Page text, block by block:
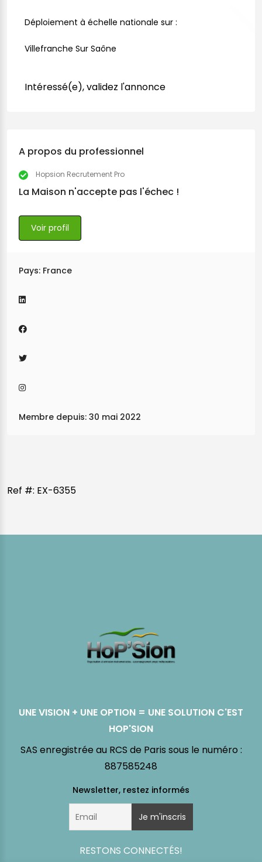
Déploiement à échelle nationale sur :
Villefranche Sur Saône
Intéressé(e), validez l'annonce
A propos du professionnel
Hopsion Recrutement Pro
La Maison n'accepte pas l'échec !
Voir profil
Pays: France
Membre depuis: 30 mai 2022
Ref #: EX-6355
UNE VISION + UNE OPTION = UNE SOLUTION C'EST
HOP'SION
SAS enregistrée au RCS de Paris sous le numéro :
887585248
RESTONS CONNECTÉS!